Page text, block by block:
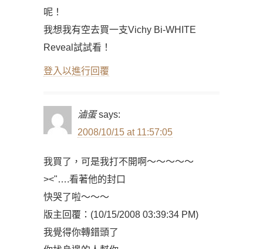
呢！
我想我有空去買一支Vichy Bi-WHITE
Reveal試試看！
登入以進行回覆
滷蛋 says:
2008/10/15 at 11:57:05
我買了，可是我打不開啊～～～～～
><"….看著他的封口
快哭了啦～～～
版主回覆：(10/15/2008 03:39:34 PM)
我覺得你轉錯頭了